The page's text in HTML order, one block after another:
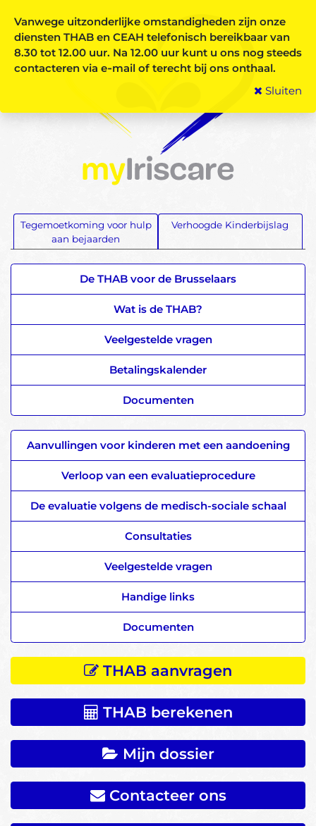
Vanwege uitzonderlijke omstandigheden zijn onze
diensten THAB en CEAH telefonisch bereikbaar van
8.30 tot 12.00 uur. Na 12.00 uur kunt u ons nog steeds
contacteren via e‑mail of terecht bij ons onthaal.
Sluiten
Tegemoetkoming voor hulp
aan bejaarden
Verhoogde Kinderbijslag
De THAB voor de Brusselaars
Wat is de THAB?
Veelgestelde vragen
Betalingskalender
Documenten
Aanvullingen voor kinderen met een aandoening
Verloop van een evaluatieprocedure
De evaluatie volgens de medisch-sociale schaal
Consultaties
Veelgestelde vragen
Handige links
Documenten
THAB aanvragen
THAB berekenen
Mijn dossier
Contacteer ons